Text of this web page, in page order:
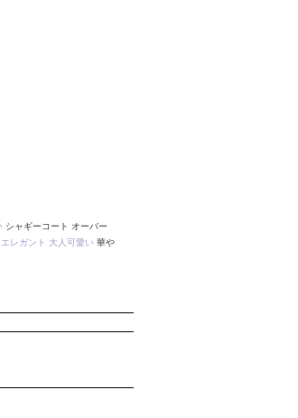
シャギーコート オーバー
エレガント 大人可愛い 華や